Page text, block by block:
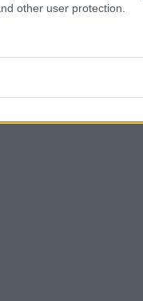
other user protection.
la
ha perso
peggio in
è stato